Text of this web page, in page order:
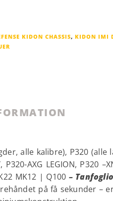
KIDON CHASSIS, KIDON IMI
alle kalibre), P320 (alle
AXG LEGION, P320
MK12 | Q100 – Tanfoglio
på få sekunder –